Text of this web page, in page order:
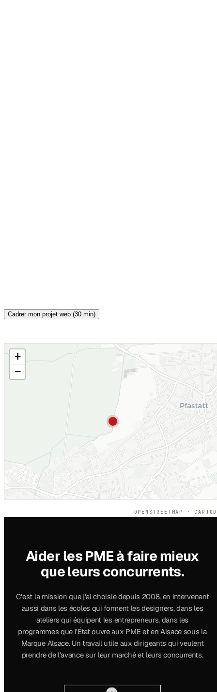
Cadrer mon projet web (30 min)
CARTE INTERACTIVE
+
−
OPENSTREETMAP ·
Aider les PME à faire mieux
que leurs concurrents.
C'est la mission que j'ai choisie depuis 2008, en intervenant
aussi dans les écoles qui forment les designers, dans les
ateliers qui équipent les entrepreneurs, dans les
programmes que l'État ouvre aux PME et en Alsace sous la
Marque Alsace. Un travail utile aux dirigeants qui veulent
prendre de l'avance sur leur marché et leurs concurrents.